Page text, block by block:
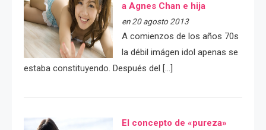
a Agnes Chan e hija
en 20 agosto 2013
A comienzos de los años 70s
la débil imágen idol apenas se
estaba constituyendo. Después del […]
El concepto de «pureza»